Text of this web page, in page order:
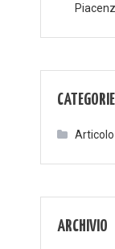
CATEGORIE
Articolo
ARCHIVIO